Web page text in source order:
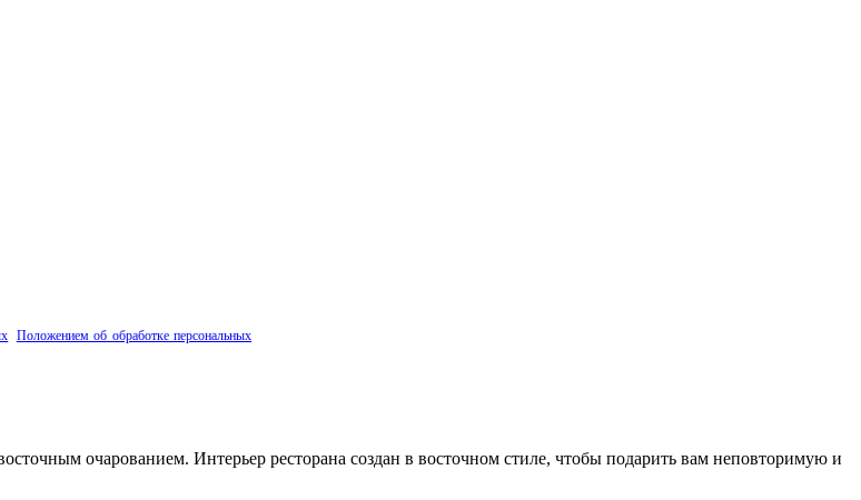
Положением об обработке персональных
очарованием. Интерьер ресторана создан в восточном стиле, чтобы подарить вам неповторимую и